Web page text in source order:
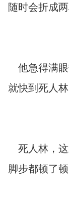
随时会折成两
他急得满
就快到死人
死人林，这
脚步都顿了顿